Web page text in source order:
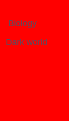
Biology
Dark world